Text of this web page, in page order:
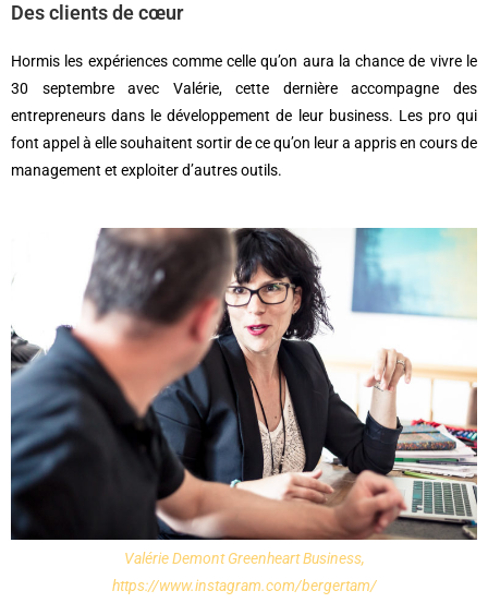
Des clients de cœur
Hormis les expériences comme celle qu’on aura la chance de vivre le
30 septembre avec Valérie, cette dernière accompagne des
entrepreneurs dans le développement de leur business. Les pro qui
font appel à elle souhaitent sortir de ce qu’on leur a appris en cours de
management et exploiter d’autres outils.
Valérie Demont Greenheart Business,
https://www.instagram.com/bergertam/